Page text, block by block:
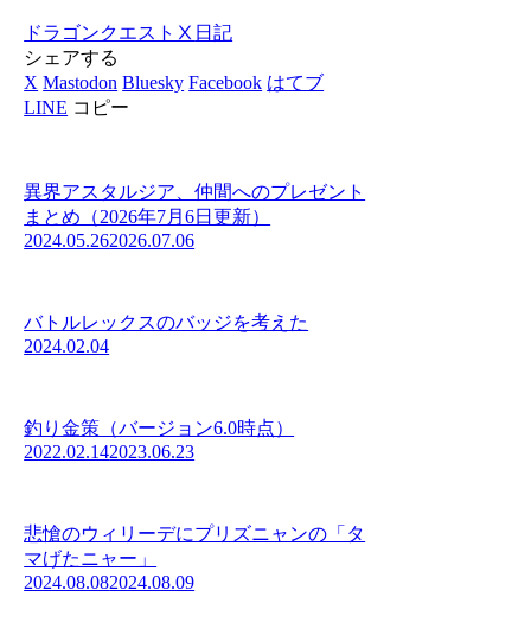
ドラゴンクエストⅩ 日記
シェアする
X Mastodon Bluesky Facebook はてブ
LINE コピー
異界アスタルジア、仲間へのプレゼント
まとめ（2026年7月6日更新）
2024.05.262026.07.06
バトルレックスのバッジを考えた
2024.02.04
釣り金策（バージョン6.0時点）
2022.02.142023.06.23
悲愴のウィリーデにプリズニャンの「タ
マげたニャー」
2024.08.082024.08.09